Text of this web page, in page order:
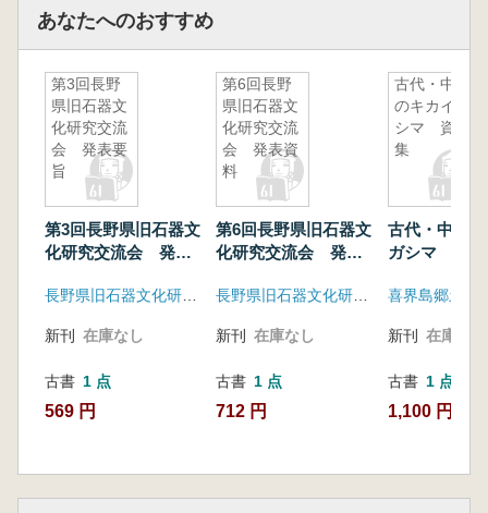
あなたへのおすすめ
第3回長野
県旧石器文
化研究交流
会 発表要
旨
第3回長野県旧石器文
化研究交流会 発表
新刊 在庫なし
古書 1 点
569 円
第6回長野
県旧石器文
化研究交流
会 発表資
料
第6回長野県旧石器文
化研究交流会 発表
新刊 在庫なし
古書 1 点
712 円
古代・中世
のキカイガ
シマ 資料
集
古代・中世
ガシマ 資料
新刊 在庫なし
古書 1 点
1,100 円